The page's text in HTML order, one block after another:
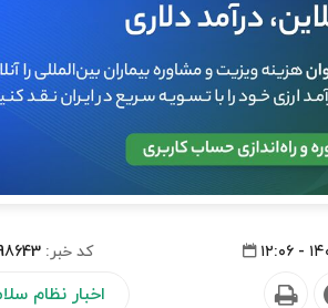
کد خبر:
اخبار نظام